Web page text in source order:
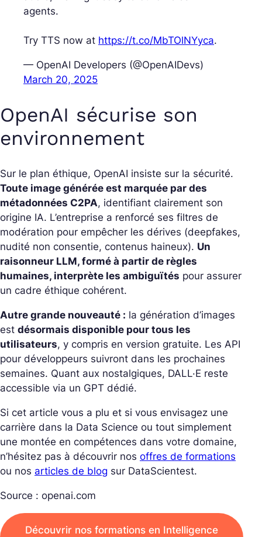
agents.
Try TTS now at https://t.co/MbTOlNYyca.
— OpenAI Developers (@OpenAIDevs)
March 20, 2025
OpenAI sécurise son
environnement
Sur le plan éthique, OpenAI insiste sur la sécurité.
Toute image générée est marquée par des
métadonnées C2PA, identifiant clairement son
origine IA. L’entreprise a renforcé ses filtres de
modération pour empêcher les dérives (deepfakes,
nudité non consentie, contenus haineux). Un
raisonneur LLM, formé à partir de règles
humaines, interprète les ambiguïtés pour assurer
un cadre éthique cohérent.
Autre grande nouveauté : la génération d’images
est désormais disponible pour tous les
utilisateurs, y compris en version gratuite. Les API
pour développeurs suivront dans les prochaines
semaines. Quant aux nostalgiques, DALL·E reste
accessible via un GPT dédié.
Si cet article vous a plu et si vous envisagez une
carrière dans la Data Science ou tout simplement
une montée en compétences dans votre domaine,
n’hésitez pas à découvrir nos offres de formations
ou nos articles de blog sur DataScientest.
Source : openai.com
Découvrir nos formations en Intelligence